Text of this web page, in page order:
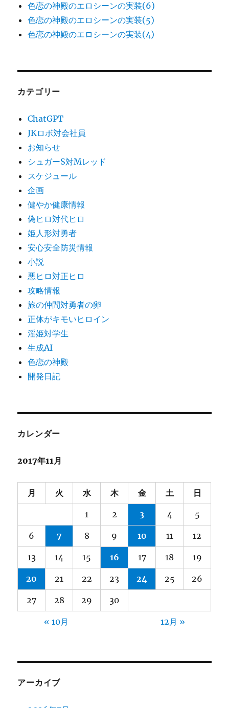
色恋の神殿のエロシーンの実装(6)
色恋の神殿のエロシーンの実装(5)
色恋の神殿のエロシーンの実装(4)
カテゴリー
ChatGPT
JKロボ対会社員
お知らせ
シュガーS対Mレッド
スケジュール
企画
健やか健康情報
偽ヒロ対代ヒロ
姫人形対勇者
安心安全防災情報
小説
悪ヒロ対正ヒロ
攻略情報
旅の仲間対勇者の卵
正体がキモいヒロイン
淫姫対学生
生成AI
色恋の神殿
開発日記
カレンダー
2017年11月
月 火 水 木 金 土 日
1 2 3 4 5
6 7 8 9 10 11 12
13 14 15 16 17 18 19
20 21 22 23 24 25 26
27 28 29 30
« 10月 12月 »
アーカイブ